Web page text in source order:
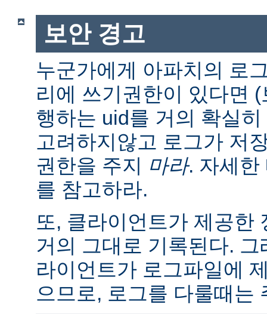
보안 경고
누군가에게 아파치의 로
리에 쓰기권한이 있다면
행하는 uid를 거의 확실
고려하지않고 로그가 저
권한을 주지 마라. 자세
를 참고하라.
또, 클라이언트가 제공한
거의 그대로 기록된다.
라이언트가 로그파일에
으므로, 로그를 다룰때는